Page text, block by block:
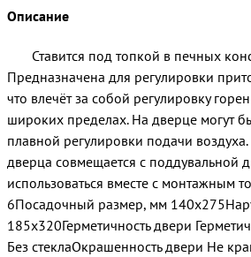
Описание
Ставится под топкой в печных
Предназначена для регулировки
что влечёт за собой регулировку
широких пределах. На дверце могут
плавной регулировки подачи
дверца совмещается с поддувальной
использоваться вместе с монтажным
6Посадочный размер, мм
185x320Герметичность двери
Без стеклаОкрашенность двери Не